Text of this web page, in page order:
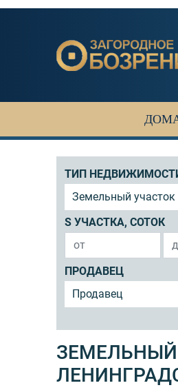
ТИП
Земельный участок
S УЧАСТКА, СОТОК
ПРОДАВЕЦ
Продавец
ЗЕМЕЛЬНЫЙ